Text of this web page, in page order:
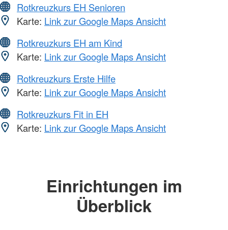
Rotkreuzkurs EH Senioren
Karte: Link zur Google Maps Ansicht
Rotkreuzkurs EH am Kind
Karte: Link zur Google Maps Ansicht
Rotkreuzkurs Erste Hilfe
Karte: Link zur Google Maps Ansicht
Rotkreuzkurs Fit in EH
Karte: Link zur Google Maps Ansicht
Einrichtungen im
Überblick